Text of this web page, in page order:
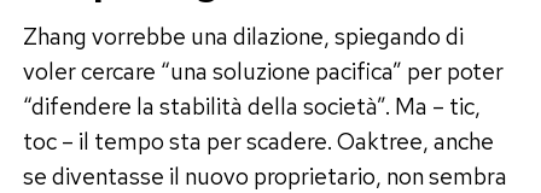
Zhang vorrebbe una dilazione, spiegando di
voler cercare “una soluzione pacifica” per poter
“difendere la stabilità della società”. Ma – tic,
toc – il tempo sta per scadere. Oaktree, anche
se diventasse il nuovo proprietario, non sembra